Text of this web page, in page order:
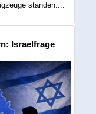
standen....
Israelfrage